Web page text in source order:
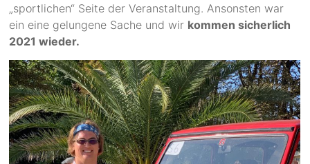
„sportlichen“ Seite der Veranstaltung. Ansonsten war
ein eine gelungene Sache und wir kommen sicherlich
2021 wieder.